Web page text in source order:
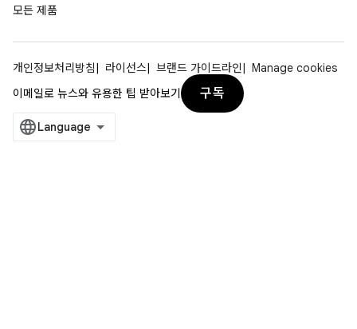
모든 제품
개인정보처리방침 라이선스 브랜드 가이드라인
Manage cookies
이메일로 뉴스와 유용한 팁 받아보기
구독